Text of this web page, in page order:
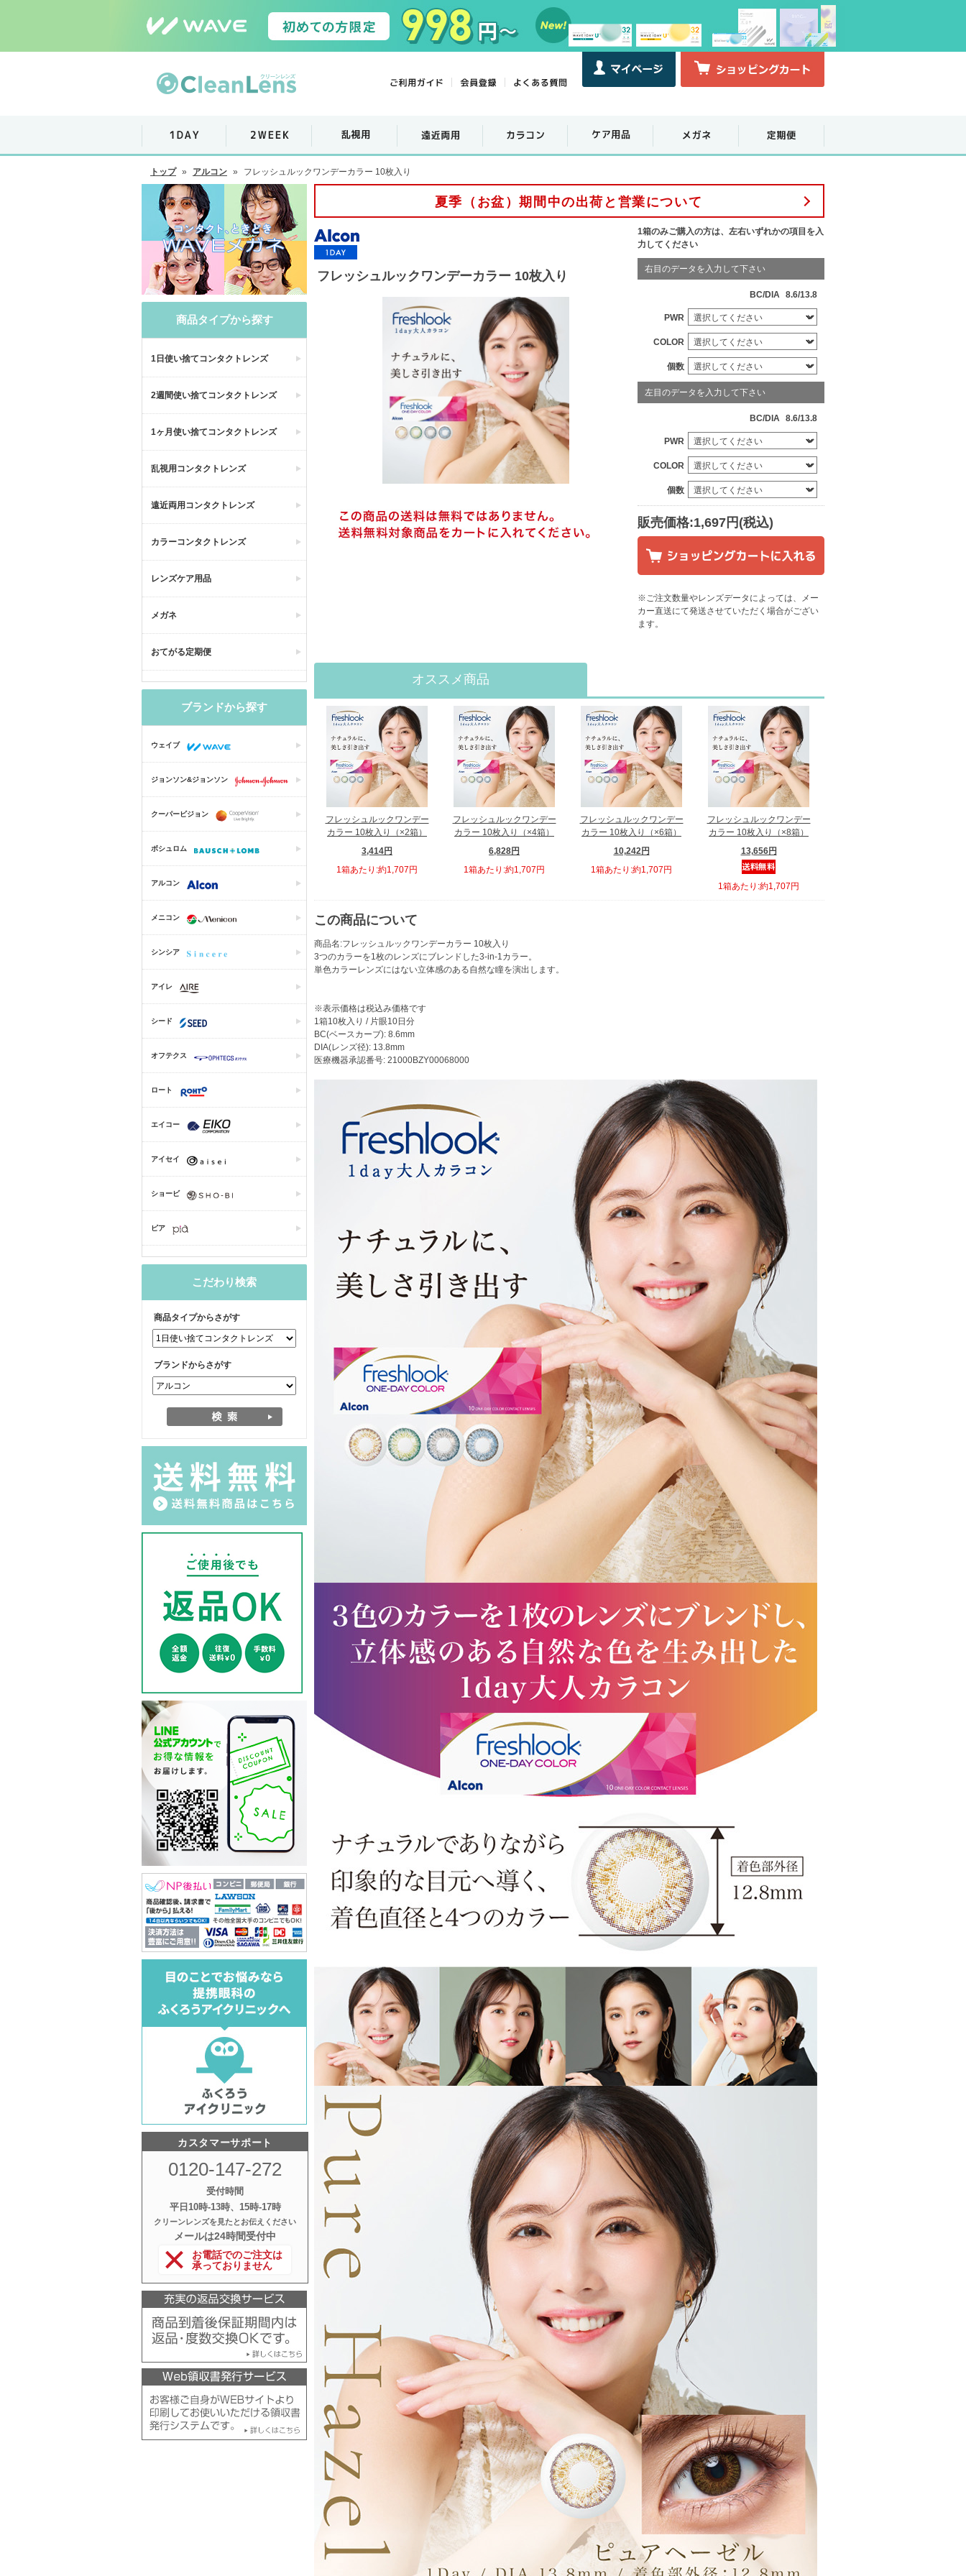
トップ » アルコン » フレッシュルックワンデーカラー 10枚入り
商品タイプから探す
1日使い捨てコンタクトレンズ
2週間使い捨てコンタクトレンズ
1ヶ月使い捨てコンタクトレンズ
乱視用コンタクトレンズ
遠近両用コンタクトレンズ
カラーコンタクトレンズ
レンズケア用品
メガネ
おてがる定期便
ブランドから探す
ウェイブ
ジョンソン&ジョンソン
クーパービジョン
ボシュロム
アルコン
メニコン
シンシア
アイレ
シード
オフテクス
ロート
エイコー
アイセイ
ショービ
ピア
こだわり検索
商品タイプからさがす
ブランドからさがす
カスタマーサポート
0120-147-272
受付時間
平日10時‐13時、15時‐17時
クリーンレンズを見たとお伝えください
メールは24時間受付中
お電話でのご注文は
承っておりません
夏季（お盆）期間中の出荷と営業について
フレッシュルックワンデーカラー 10枚入り
1箱のみご購入の方は、左右いずれかの項目を入
力してください
右目のデータを入力して下さい
BC/DIA 8.6/13.8
PWR
COLOR
個数
左目のデータを入力して下さい
BC/DIA 8.6/13.8
PWR
COLOR
個数
販売価格:1,697円(税込)
※ご注文数量やレンズデータによっては、メー
カー直送にて発送させていただく場合がござい
ます。
オススメ商品
フレッシュルックワンデー
カラー 10枚入り（×2箱）
3,414円
1箱あたり:約1,707円
フレッシュルックワンデー
カラー 10枚入り（×4箱）
6,828円
1箱あたり:約1,707円
フレッシュルックワンデー
カラー 10枚入り（×6箱）
10,242円
1箱あたり:約1,707円
フレッシュルックワンデー
カラー 10枚入り（×8箱）
13,656円
1箱あたり:約1,707円
この商品について
商品名:フレッシュルックワンデーカラー 10枚入り
3つのカラーを1枚のレンズにブレンドした3-in-1カラー。
単色カラーレンズにはない立体感のある自然な瞳を演出します。
※表示価格は税込み価格です
1箱10枚入り / 片眼10日分
BC(ベースカーブ): 8.6mm
DIA(レンズ径): 13.8mm
医療機器承認番号: 21000BZY00068000